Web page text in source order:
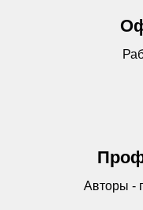
Авторы -